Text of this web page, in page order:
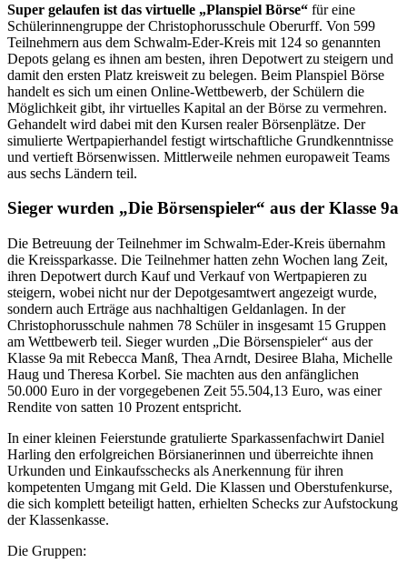
Super gelaufen ist das virtuelle „Plan­spiel Börse“ für eine
Schülerinnengruppe der Christophorusschule Oberurff. Von 599
Teilnehmern aus dem Schwalm-Eder-Kreis mit 124 so genannten
Depots gelang es ihnen am besten, ihren Depotwert zu steigern und
damit den ersten Platz kreisweit zu belegen. Beim Planspiel Börse
handelt es sich um einen Online-Wettbewerb, der Schülern die
Möglichkeit gibt, ihr virtuelles Kapital an der Börse zu vermehren.
Gehandelt wird dabei mit den Kursen realer Börsenplätze. Der
simulierte Wertpapierhandel festigt wirtschaftliche Grundkenntnisse
und vertieft Börsenwissen. Mittlerweile nehmen europaweit Teams
aus sechs Ländern teil.
Sieger wurden „Die Börsenspieler“ aus der Klasse 9a
Die Betreuung der Teilnehmer im Schwalm-Eder-Kreis übernahm
die Kreissparkasse. Die Teilnehmer hatten zehn Wochen lang Zeit,
ihren Depotwert durch Kauf und Verkauf von Wertpapieren zu
steigern, wobei nicht nur der Depotgesamtwert angezeigt wurde,
sondern auch Erträge aus nachhaltigen Geldanlagen. In der
Christophorusschule nahmen 78 Schüler in insgesamt 15 Gruppen
am Wettbewerb teil. Sieger wurden „Die Börsenspieler“ aus der
Klasse 9a mit Rebecca Manß, Thea Arndt, Desiree Blaha, Michelle
Haug und Theresa Korbel. Sie machten aus den anfänglichen
50.000 Euro in der vorgegebenen Zeit 55.504,13 Euro, was einer
Rendite von satten 10 Prozent entspricht.
In einer kleinen Feierstunde gratulierte Sparkassenfachwirt Daniel
Harling den erfolgreichen Börsianerinnen und überreichte ihnen
Urkunden und Einkaufsschecks als Anerkennung für ihren
kompetenten Umgang mit Geld. Die Klassen und Oberstufenkurse,
die sich komplett beteiligt hatten, erhielten Schecks zur Aufstockung
der Klassenkasse.
Die Gruppen: